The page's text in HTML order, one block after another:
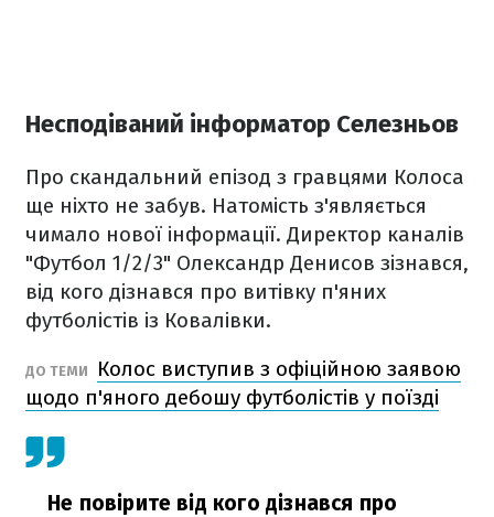
Несподіваний інформатор Селезньов
Про скандальний епізод з гравцями Колоса
ще ніхто не забув. Натомість з'являється
чимало нової інформації. Директор каналів
"Футбол 1/2/3" Олександр Денисов зізнався,
від кого дізнався про витівку п'яних
футболістів із Ковалівки.
ДО ТЕМИ
Колос виступив з офіційною заявою
щодо п'яного дебошу футболістів у поїзді
Не повірите від кого дізнався про